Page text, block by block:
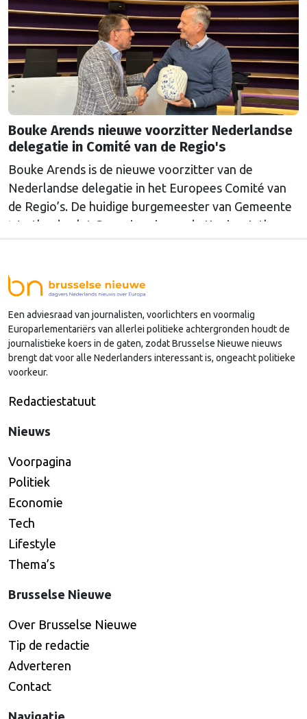
Bouke Arends nieuwe voorzitter Nederlandse
delegatie in Comité van de Regio's
Bouke Arends is de nieuwe voorzitter van de
Nederlandse delegatie in het Europees Comité van
de Regio’s. De huidige burgemeester van Gemeente
Westland volgt Commissaris van de Koning Arthur
Nederlandse regio’s behoorlijk succesvol in hun
lobby in Brussel, en dat komt vooral omdat …
Continued
Een adviesraad van journalisten, voorlichters en voormalig
Europarlementariërs van allerlei politieke achtergronden houdt de
journalistieke koers in de gaten, zodat Brusselse Nieuwe nieuws
brengt dat voor alle Nederlanders interessant is, ongeacht politieke
voorkeur.
Redactiestatuut
Nieuws
Voorpagina
Politiek
Economie
Tech
Lifestyle
Thema’s
Brusselse Nieuwe
Over Brusselse Nieuwe
Tip de redactie
Adverteren
Contact